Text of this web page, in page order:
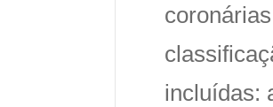
incluídas: